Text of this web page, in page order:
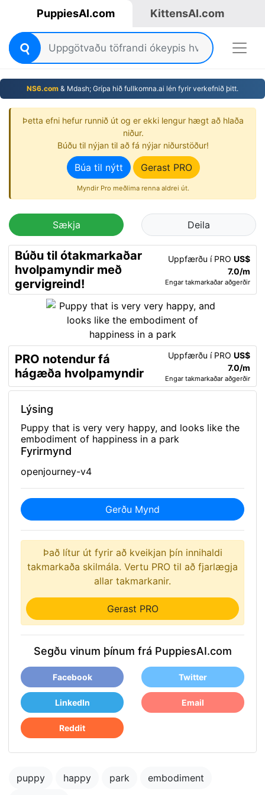
PuppiesAI.com KittensAI.com
NS6.com & Mdash; Grípa hið fullkomna.ai lén fyrir verkefnið þitt.
Þetta efni hefur runnið út og er ekki lengur hægt að hlaða
niður.
Búðu til nýjan til að fá nýjar niðurstöður!
Búa til nýtt Gerast PRO
Myndir Pro meðlima renna aldrei út.
Sækja Deila
Búðu til ótakmarkaðar
hvolpamyndir með
gervigreind!
Uppfærðu í PRO US$
7.0/m
Engar takmarkaðar aðgerðir
PRO notendur fá
hágæða hvolpamyndir
Uppfærðu í PRO US$
7.0/m
Engar takmarkaðar aðgerðir
Lýsing
Puppy that is very very happy, and looks like the
embodiment of happiness in a park
Fyrirmynd
openjourney-v4
Gerðu Mynd
Það lítur út fyrir að kveikjan þín innihaldi
takmarkaða skilmála. Vertu PRO til að fjarlægja
allar takmarkanir.
Gerast PRO
Segðu vinum þínum frá PuppiesAI.com
Facebook Twitter
LinkedIn Email
Reddit
puppy happy park
embodiment